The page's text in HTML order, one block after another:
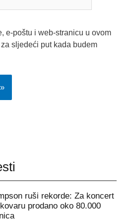
e-poštu i web-stranicu u ovom
sljedeći put kada budem
ruši rekorde: Za koncert
prodano oko 80.000